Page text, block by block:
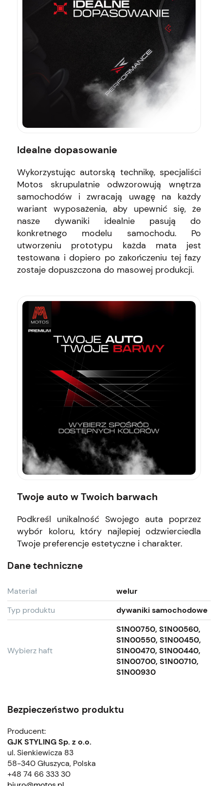
Idealne dopasowanie
Wykorzystując autorską technikę, specjaliści
Motos skrupulatnie odwzorowują wnętrza
samochodów i zwracają uwagę na każdy
wariant wyposażenia, aby upewnić się, że
nasze dywaniki idealnie pasują do
konkretnego modelu samochodu. Po
utworzeniu prototypu każda mata jest
testowana i dopiero po zakończeniu tej fazy
zostaje dopuszczona do masowej produkcji.
Twoje auto w Twoich barwach
Podkreśl unikalność Swojego auta poprzez
wybór koloru, który najlepiej odzwierciedla
Twoje preferencje estetyczne i charakter.
Dane techniczne
Materiał
welur
Typ produktu
dywaniki samochodowe
Wybierz haft
S1N00750, S1N00560,
S1N00550, S1N00450,
S1N00470, S1N00440,
S1N00700, S1N00710,
S1N00930
Bezpieczeństwo produktu
Producent:
GJK STYLING Sp. z o.o.
ul. Sienkiewicza 83
58-340 Głuszyca, Polska
+48 74 66 333 30